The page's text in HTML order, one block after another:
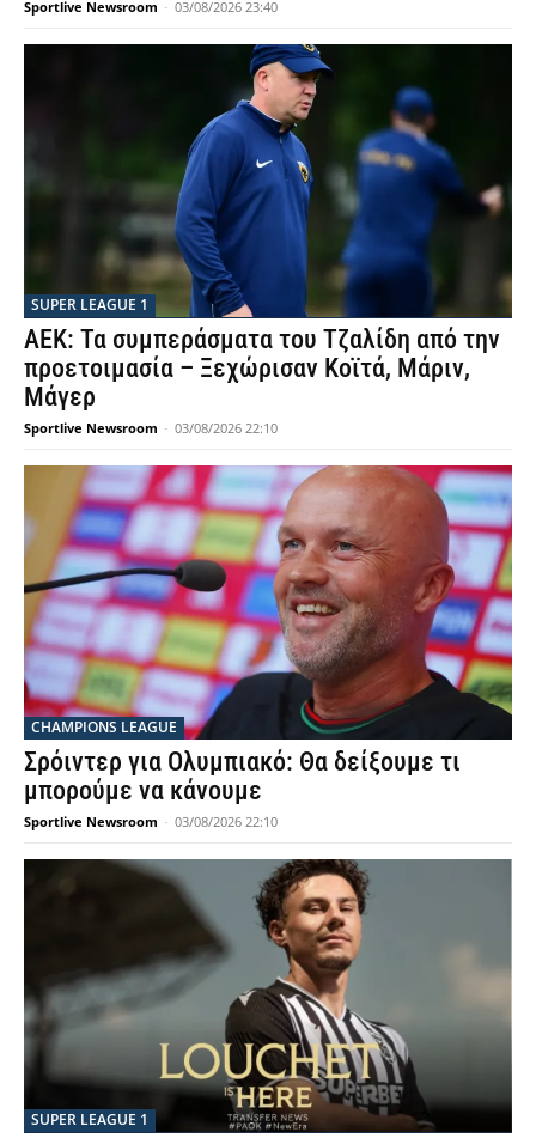
Sportlive Newsroom - 03/08/2026 23:40
SUPER LEAGUE 1
ΑΕΚ: Τα συμπεράσματα του Τζαλίδη από την
προετοιμασία – Ξεχώρισαν Κοϊτά, Μάριν,
Μάγερ
Sportlive Newsroom - 03/08/2026 22:10
CHAMPIONS LEAGUE
Σρόιντερ για Ολυμπιακό: Θα δείξουμε τι
μπορούμε να κάνουμε
Sportlive Newsroom - 03/08/2026 22:10
SUPER LEAGUE 1